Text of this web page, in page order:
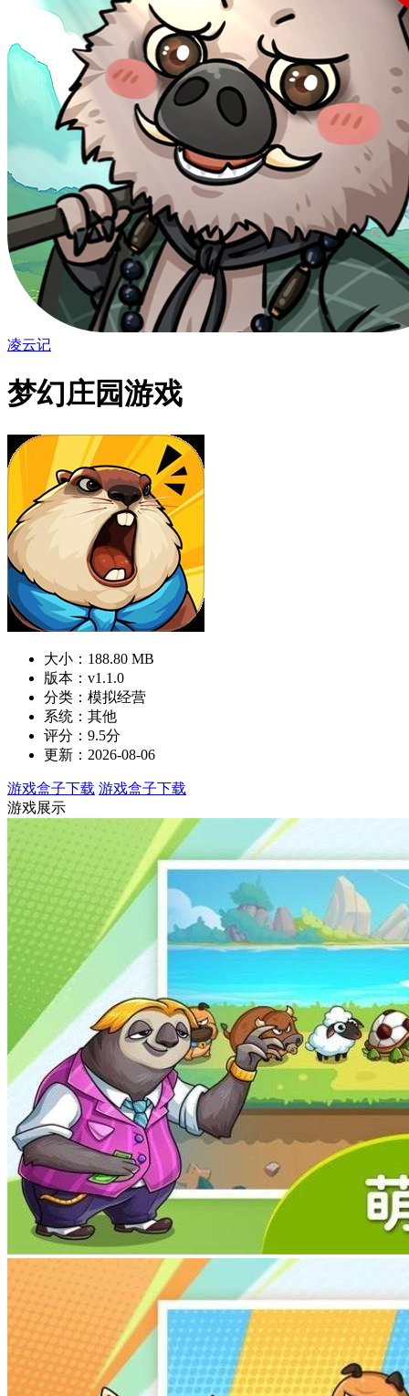
凌云记
梦幻庄园游戏
大小：188.80 MB
版本：v1.1.0
分类：模拟经营
系统：其他
评分：9.5分
更新：2026-08-06
游戏盒子下载 游戏盒子下载
游戏展示